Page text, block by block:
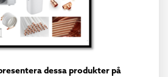
dessa produkter på